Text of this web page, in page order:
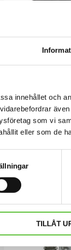
innehållet och
som vi
eller som de
TILLÅT
i favoriter
Hoodie med
Luvtröja med
Motivstorlek ca